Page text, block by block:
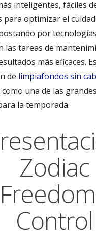
inteligentes, fáciles
para optimizar el
por
las tareas de
más eficaces.
de limpiafondos sin
una de las
la temporada.
Zodiac
Control